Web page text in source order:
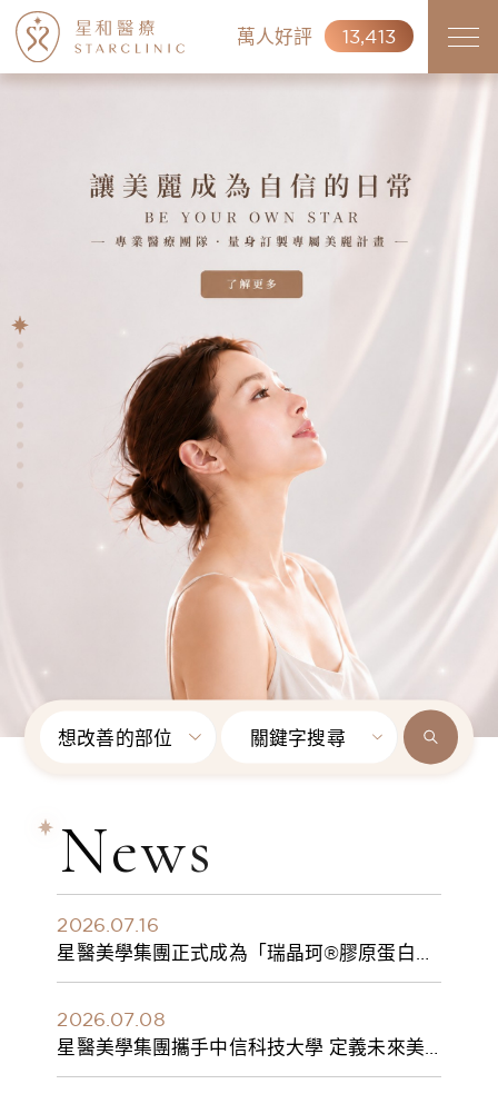
萬人好評 13,413
想改善的部位 關鍵字搜尋
News
2026.07.16
星醫美學集團正式成為「瑞晶珂®膠原蛋白植
入劑」台灣獨家總代理
2026.07.08
星醫美學集團攜手中信科技大學 定義未來美
學人才新標準 建構健康美學產學共育模式 串